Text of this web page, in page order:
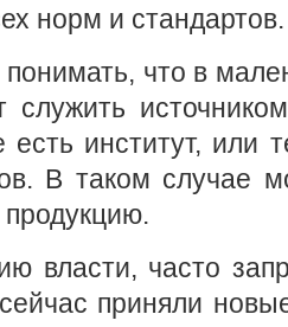
норм и стандартов.
что в
служить
есть институт, или
В таком случае
продукцию.
власти, часто
приняли